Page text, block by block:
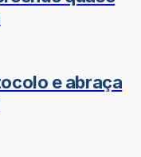
e abraça